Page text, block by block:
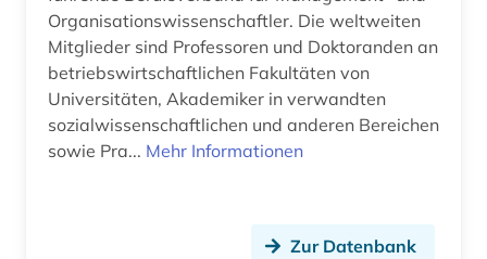
budget (1)
bundesbank (1)
bundesdatenschutzgesetz (1)
Organisationswissenschaftler. Die weltweiten
Mitglieder sind Professoren und Doktoranden an
betriebswirtschaftlichen Fakultäten von
Universitäten, Akademiker in verwandten
sozialwissenschaftlichen und anderen Bereichen
sowie Pra... Mehr Informationen
Zur Datenbank